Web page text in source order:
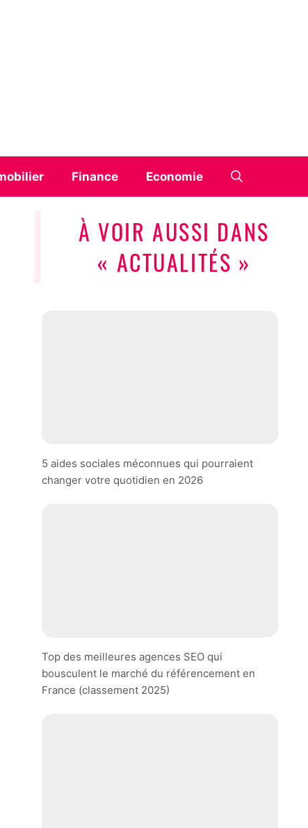
Finance Economie
À VOIR AUSSI DANS
« ACTUALITÉS »
5 aides sociales méconnues qui pourraient
changer votre quotidien en 2026
Top des meilleures agences SEO qui
bousculent le marché du référencement en
France (classement 2025)